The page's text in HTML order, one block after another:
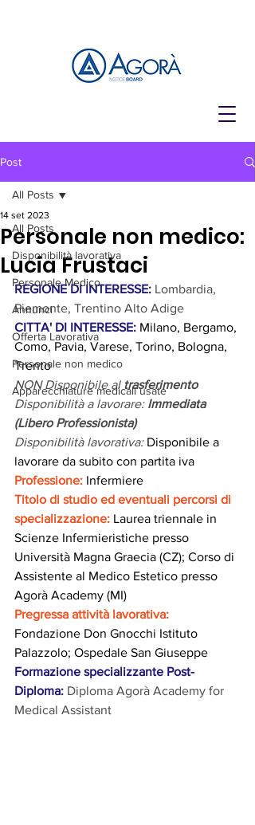
Post
All Posts
Disponibilità lavorativa
Personale Medico
Annunci
Offerta Lavorativa
Personale non medico
Apparecchiature medicali usate
All Posts
Personale non medico:
Lucia Frustaci
14 set 2023
REGIONE DI INTERESSE: Lombardia,
Piemonte, Trentino Alto Adige
CITTA' DI INTERESSE: Milano, Bergamo,
Como, Pavia, Varese, Torino, Bologna,
Trento
NON Disponibile al trasferimento
Disponibilità a lavorare: Immediata
(Libero Professionista)
Disponibilità lavorativa: Disponibile a
lavorare da subito con partita iva
Professione: Infermiere
Titolo di studio ed eventuali percorsi di
specializzazione: Laurea triennale in
Scienze Infermieristiche presso
Università Magna Graecia (CZ); Corso di
Assistente al Medico Estetico presso
Agorà Academy (MI)
Pregressa attività lavorativa:
Fondazione Don Gnocchi Istituto
Palazzolo; Ospedale San Giuseppe
Formazione specializzante Post-
Diploma: Diploma Agorà Academy for
Medical Assistant